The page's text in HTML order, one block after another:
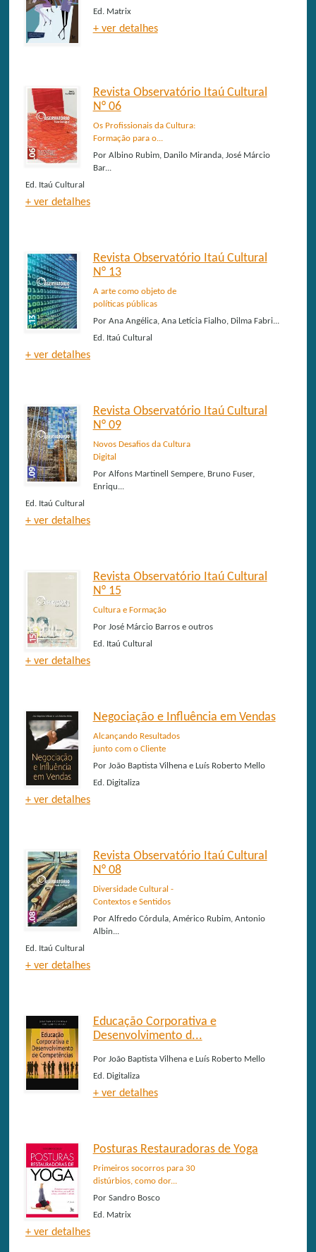
Ed.Matrix
+ ver detalhes
Revista Observatório Itaú Cultural
N° 06
Os Profissionais da Cultura:
Formação para o...
PorAlbino Rubim, Danilo Miranda, José Márcio
Bar...
Ed. Itaú Cultural
+ ver detalhes
Revista Observatório Itaú Cultural
N° 13
A arte como objeto de
políticas públicas
PorAna Angélica, Ana Letícia Fialho, Dilma Fabri...
Ed.Itaú Cultural
+ ver detalhes
Revista Observatório Itaú Cultural
N° 09
Novos Desafios da Cultura
Digital
PorAlfons Martinell Sempere, Bruno Fuser,
Enriqu...
Ed. Itaú Cultural
+ ver detalhes
Revista Observatório Itaú Cultural
N° 15
Cultura e Formação
PorJosé Márcio Barros e outros
Ed.Itaú Cultural
+ ver detalhes
Negociação e Influência em Vendas
Alcançando Resultados
junto com o Cliente
PorJoão Baptista Vilhena e Luís Roberto Mello
Ed.Digitaliza
+ ver detalhes
Revista Observatório Itaú Cultural
N° 08
Diversidade Cultural -
Contextos e Sentidos
PorAlfredo Córdula, Américo Rubim, Antonio
Albin...
Ed. Itaú Cultural
+ ver detalhes
Educação Corporativa e
Desenvolvimento d...
PorJoão Baptista Vilhena e Luís Roberto Mello
Ed.Digitaliza
+ ver detalhes
Posturas Restauradoras de Yoga
Primeiros socorros para 30
distúrbios, como dor...
PorSandro Bosco
Ed.Matrix
+ ver detalhes